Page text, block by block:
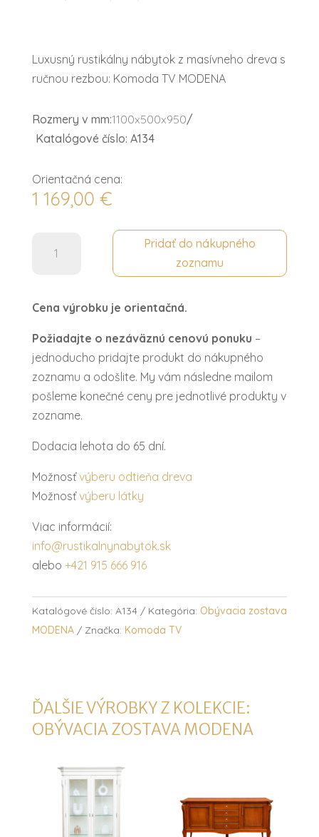
Luxusný rustikálny nábytok z masívneho dreva s
ručnou rezbou: Komoda TV MODENA
Rozmery v mm:1100x500x950/
Katalógové číslo: A134
Orientačná cena:
1 169,00 €
Komoda
Pridať do nákupného
zoznamu
Cena výrobku je orientačná.
Požiadajte o nezáväznú cenovú ponuku –
jednoducho pridajte produkt do nákupného
zoznamu a odošlite. My vám následne mailom
pošleme konečné ceny pre jednotlivé produkty v
zozname.
Dodacia lehota do 65 dní.
Možnosťvýberu odtieňa dreva
Možnosťvýberu látky
Viac informácií:
info@rustikalnynabytok.sk
alebo +421 915 666 916
Katalógové číslo: A134 Kategória: Obývacia zostava
MODENA
Značka: Komoda TV
ĎALŠIE VÝROBKY Z KOLEKCIE:
OBÝVACIA ZOSTAVA MODENA